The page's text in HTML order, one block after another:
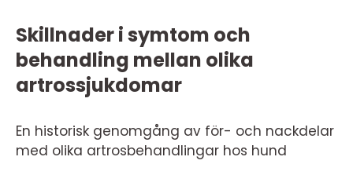
Skillnader i symtom och
behandling mellan olika
artrossjukdomar
En historisk genomgång av för- och nackdelar
med olika artrosbehandlingar hos hund